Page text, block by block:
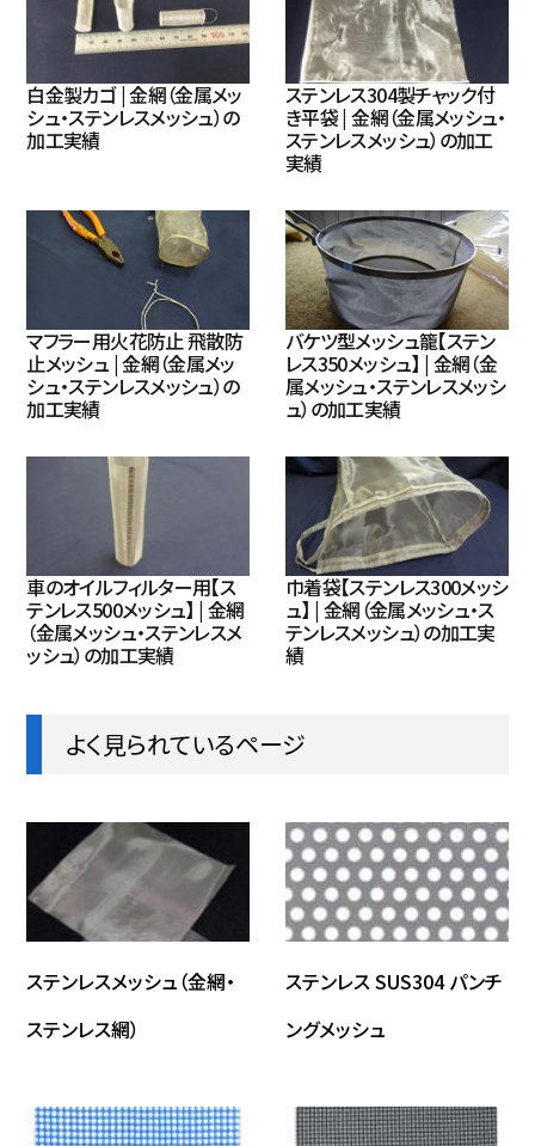
白金製カゴ | 金網（金属メッ
シュ・ステンレスメッシュ）の
加工実績
ステンレス304製チャック付
き平袋 | 金網（金属メッシュ・
ステンレスメッシュ）の加工
実績
マフラー用火花防止 飛散防
止メッシュ | 金網（金属メッ
シュ・ステンレスメッシュ）の
加工実績
バケツ型メッシュ籠【ステン
レス350メッシュ】 | 金網（金
属メッシュ・ステンレスメッシ
ュ）の加工実績
車のオイルフィルター用【ス
テンレス500メッシュ】 | 金網
（金属メッシュ・ステンレスメ
ッシュ）の加工実績
巾着袋【ステンレス300メッシ
ュ】 | 金網（金属メッシュ・ス
テンレスメッシュ）の加工実
績
よく見られているページ
ステンレスメッシュ（金網・
ステンレス網）
ステンレス SUS304 パンチ
ングメッシュ